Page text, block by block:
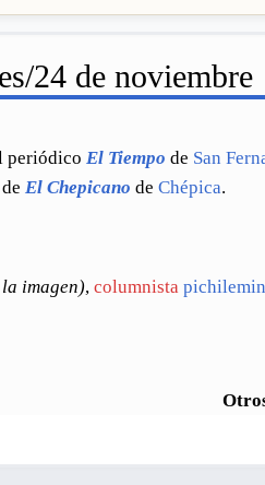
24 de noviembre
periódico El Tiempo de San
El Chepicano deChépica.
imagen),columnista